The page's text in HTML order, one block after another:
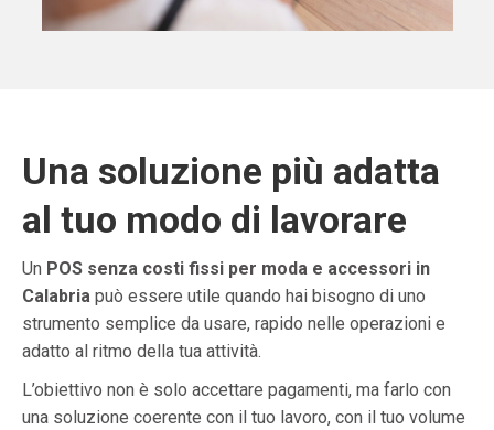
Una soluzione più adatta
al tuo modo di lavorare
Un POS senza costi fissi per moda e accessori in
Calabria può essere utile quando hai bisogno di uno
strumento semplice da usare, rapido nelle operazioni e
adatto al ritmo della tua attività.
L’obiettivo non è solo accettare pagamenti, ma farlo con
una soluzione coerente con il tuo lavoro, con il tuo volume